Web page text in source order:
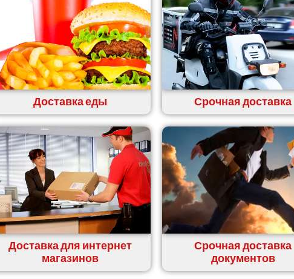
Доставка еды Срочная доставка
Доставка для интернет
магазинов
Срочная доставка
документов